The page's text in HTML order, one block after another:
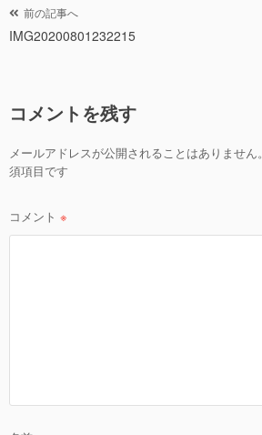
o
k
投
稿
ゲ
ー
シ
ン
前の記事へ
IMG20200801232215
コメントを残す
メールアドレスが公開されることはありません。
須項目です
コメント ※